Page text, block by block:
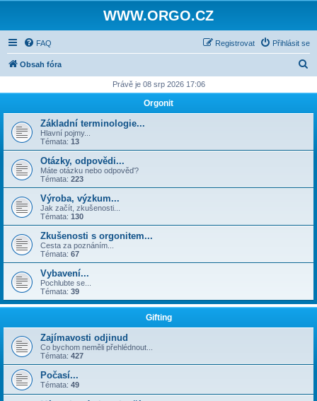
WWW.ORGO.CZ
FAQ Přihlásit se
Registrovat
Obsah fóra
d
t
Právě je 08 srp 2026 17:06
Orgonit
Základní terminologie...
Hlavní pojmy...
Témata: 13
Otázky, odpovědi...
Máte otázku nebo odpověď?
Témata: 223
Výroba, výzkum...
Jak začít, zkušenosti...
Témata: 130
Zkušenosti s orgonitem...
Cesta za poznáním...
Témata: 67
Vybavení...
Pochlubte se...
Témata: 39
Gifting
Zajímavosti odjinud
Co bychom neměli přehlédnout...
Témata: 427
Počasí...
Témata: 49